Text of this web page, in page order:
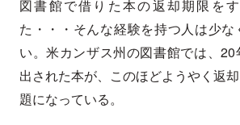
図書館で借りた本の返却期限を
た・・・そんな経験を持つ人は少
い。米カンザス州の図書館では、
出された本が、このほどようやく返
題になっている。